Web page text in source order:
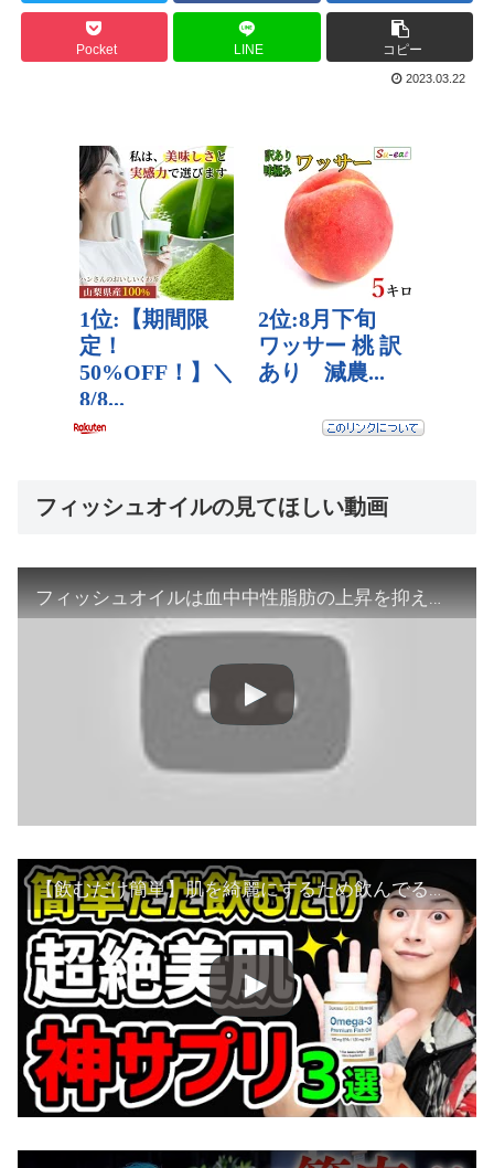
Pocket LINE コピー
2023.03.22
フィッシュオイルの見てほしい動画
フィッシュオイルは血中中性脂肪の上昇を抑えます。
【飲むだけ簡単】肌を綺麗にするため飲んでるおすすめサプリをご紹介します。